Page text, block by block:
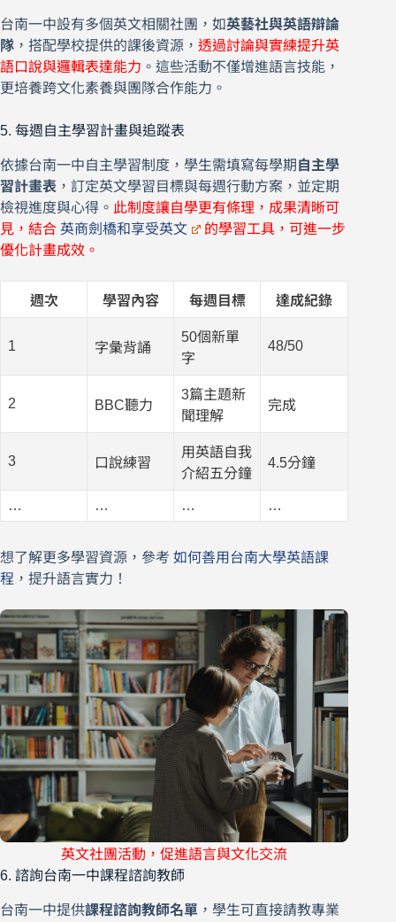
台南一中設有多個英文相關社團，如英藝社與英語辯論
隊 ，搭配學校提供的課後資源， 透過討論與實練提升英
語口說與邏輯表達能力 。這些活動不僅增進語言技能，
更培養跨文化素養與團隊合作能力。
5. 每週自主學習計畫與追蹤表
依據台南一中自主學習制度，學生需填寫每學期自主學
習計畫表 ，訂定英文學習目標與每週行動方案，並定期
檢視進度與心得。 此制度讓自學更有條理，成果清晰可
見，結合 英商劍橋和享受英文
的學習工具，可進一步
優化計畫成效。
週次 學習內容 每週目標 達成紀錄
1 字彙背誦
50個新單
字
48/50
2 BBC聽力
3篇主題新
聞理解
完成
3 口說練習
用英語自我
介紹五分鐘
4.5分鐘
… … … …
想了解更多學習資源，參考 如何善用台南大學英語課
程 ，提升語言實力！
英文社團活動，促進語言與文化交流
6. 諮詢台南一中課程諮詢教師
台南一中提供課程諮詢教師名單 ，學生可直接請教專業